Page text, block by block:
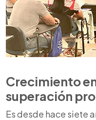
Crecimiento
superación
Es desde hace siete